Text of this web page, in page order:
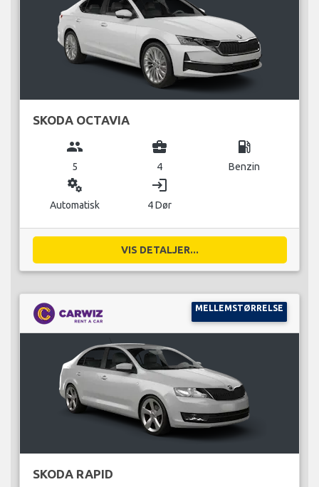
SKODA OCTAVIA
group
5
business_center
4
local_gas_station
Benzin
miscellaneous_services
Automatisk
login
4 Dør
VIS DETALJER...
MELLEMSTØRRELSE
SKODA RAPID